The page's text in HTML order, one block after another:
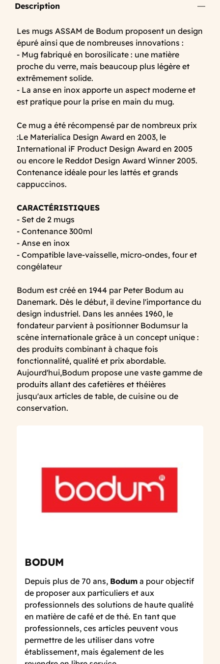
Description
Les mugs ASSAM de Bodum proposent un design
épuré ainsi que de nombreuses innovations :
- Mug fabriqué en borosilicate : une matière
proche du verre, mais beaucoup plus légère et
extrêmement solide.
- La anse en inox apporte un aspect moderne et
est pratique pour la prise en main du mug.
Ce mug a été récompensé par de nombreux prix
:Le Materialica Design Award en 2003, le
International iF Product Design Award en 2005
ou encore le Reddot Design Award Winner 2005.
Contenance idéale pour les lattés et grands
cappuccinos.
CARACTÉRISTIQUES
- Set de 2 mugs
- Contenance 300ml
- Anse en inox
- Compatible lave-vaisselle, micro-ondes, four et
congélateur
Bodum est créé en 1944 par Peter Bodum au
Danemark. Dès le début, il devine l'importance du
design industriel. Dans les années 1960, le
fondateur parvient à positionner Bodumsur la
scène internationale grâce à un concept unique :
des produits combinant à chaque fois
fonctionnalité, qualité et prix abordable.
Aujourd'hui,Bodum propose une vaste gamme de
produits allant des cafetières et théières
jusqu'aux articles de table, de cuisine ou de
conservation.
BODUM
Depuis plus de 70 ans, Bodum a pour objectif
de proposer aux particuliers et aux
professionnels des solutions de haute qualité
en matière de café et de thé. En tant que
professionnels, ces articles peuvent vous
permettre de les utiliser dans votre
établissement, mais également de les